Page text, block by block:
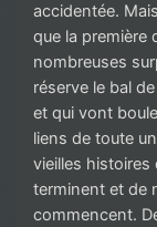
accidentée.
que la première
nombreuses
réserve le bal
et qui vont
liens de toute
vieilles histoires
terminent et de
commencent.